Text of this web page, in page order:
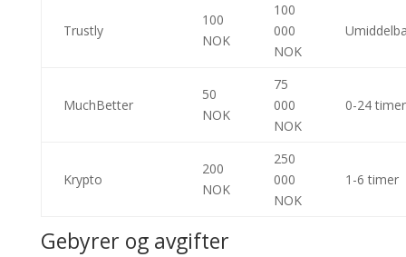
Trustly
100
NOK
100
000
NOK
MuchBetter
50
NOK
75
000
NOK
0-24 timer
Krypto
200
NOK
250
000
NOK
1-6 timer
Gebyrer og avgifter